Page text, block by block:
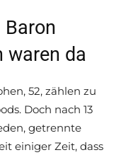
waren da
52, zählen zu
Doch nach 13
getrennte
einiger Zeit, dass